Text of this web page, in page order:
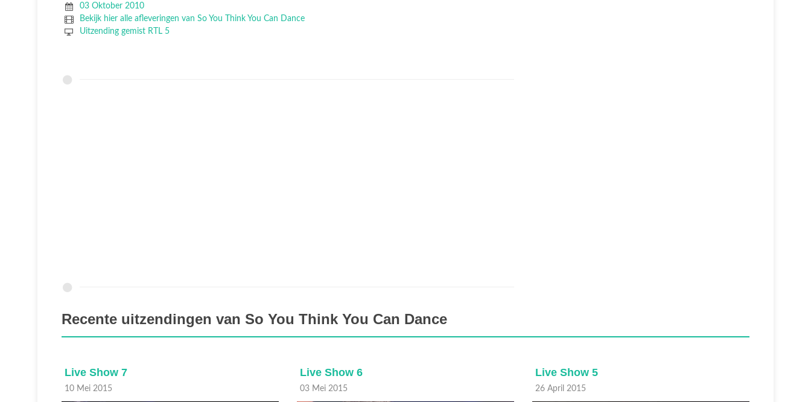
03 Oktober 2010
Bekijk hier alle afleveringen van So You Think You Can Dance
Uitzending gemist RTL 5
Recente uitzendingen van So You Think You Can Dance
Live Show 7
10 Mei 2015
Live Show 6
03 Mei 2015
Live Show 5
26 April 2015